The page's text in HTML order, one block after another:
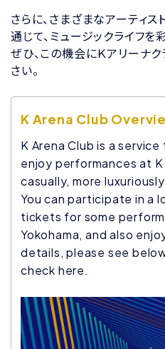
さらに、さまざまなアーティ
通じて、ミュージックライフを
ぜひ、この機会にＫアリーナ
さい。
K Arena Club
K Arena Club is a
enjoy performances at K
casually, more
You can participate in a
tickets for some
Yokohama, and also
details, please see
check here.